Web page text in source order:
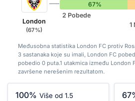
London
(67%)
67%
2 Pobede
1
Međusobna statistika London FC protiv
3 sastanaka koje su imali, London FC
pobedio 0 puta.1 utakmica između London
završene nerešenim rezultatom.
100% Više od 1.5